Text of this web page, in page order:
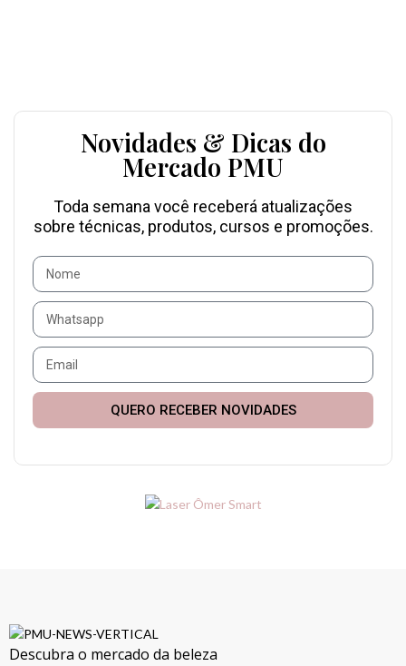
Novidades & Dicas do
Mercado PMU
Toda semana você receberá atualizações
sobre técnicas, produtos, cursos e promoções.
QUERO RECEBER NOVIDADES
Descubra o mercado da beleza